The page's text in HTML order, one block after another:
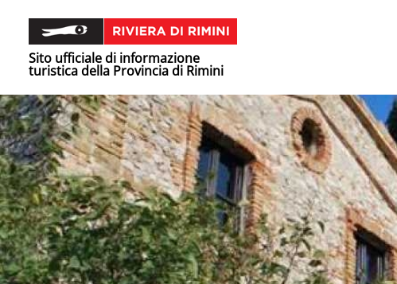
Sito ufficiale di informazione
turistica della Provincia di Rimini